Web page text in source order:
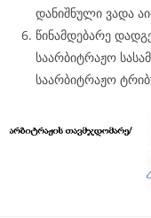
დანიშნული ვადა
წინამდებარე
საარბიტრაჟო
საარბიტრაჟო